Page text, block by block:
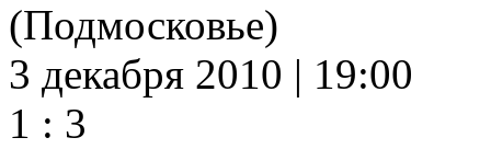
(Подмосковье)
3 декабря 2010 | 19:00
1 : 3